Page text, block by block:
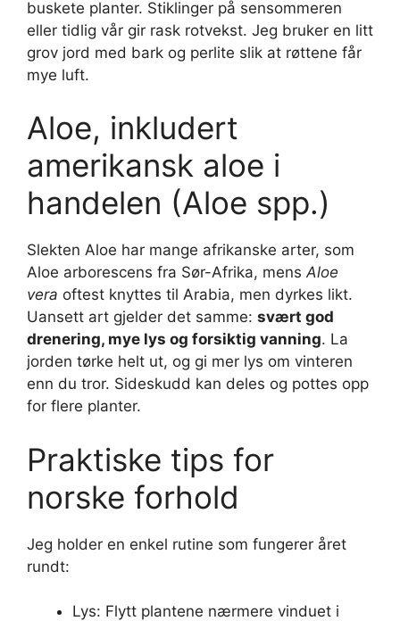
buskete planter. Stiklinger på sensommeren
eller tidlig vår gir rask rotvekst. Jeg bruker en litt
grov jord med bark og perlite slik at røttene får
mye luft.
Aloe, inkludert
amerikansk aloe i
handelen (Aloe spp.)
Slekten Aloe har mange afrikanske arter, som
Aloe arborescens fra Sør-Afrika, mensAloe
vera oftest knyttes til Arabia, men dyrkes likt.
Uansett art gjelder det samme: svært god
drenering, mye lys og forsiktig vanning. La
jorden tørke helt ut, og gi mer lys om vinteren
enn du tror. Sideskudd kan deles og pottes opp
for flere planter.
Praktiske tips for
norske forhold
Jeg holder en enkel rutine som fungerer året
rundt:
Lys: Flytt plantene nærmere vinduet i